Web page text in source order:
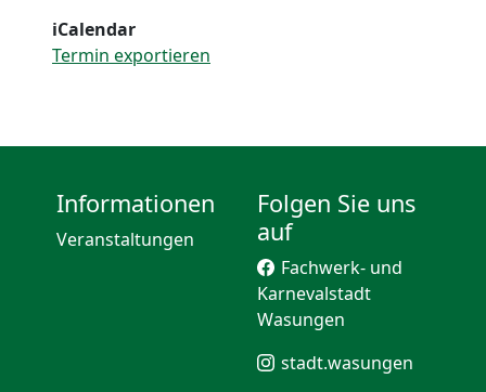
iCalendar
Termin exportieren
Informationen
Veranstaltungen
Folgen Sie uns
auf
Fachwerk- und
Karnevalstadt
Wasungen
stadt.wasungen